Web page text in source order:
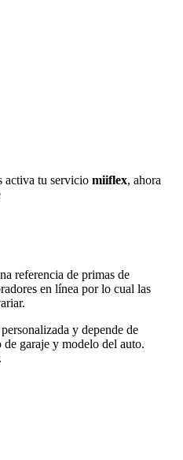
activa tu servicio miiflex, ahora
referencia de primas de
en línea por lo cual las
y depende de
garaje y modelo del auto.